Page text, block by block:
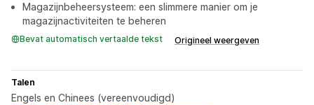
Magazijnbeheersysteem: een slimmere manier om je
magazijnactiviteiten te beheren
Bevat automatisch vertaalde tekst Origineel weergeven
Talen
Engels en Chinees (vereenvoudigd)